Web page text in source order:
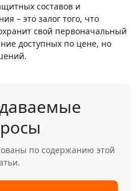
составов и
– это залог того, что
свой первоначальный
доступных по цене, но